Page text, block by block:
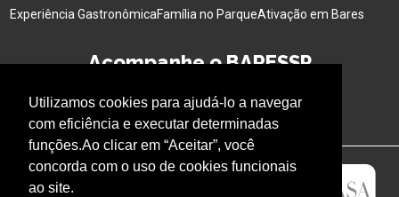
Utilizamos cookies para ajudá-lo a navegar
com eficiência e executar determinadas
funções.Ao clicar em “Aceitar”, você
concorda com o uso de cookies funcionais
ao site.
Experiência GastronômicaFamília no ParqueAtivação em Bares
Acompanhe o BARESSP